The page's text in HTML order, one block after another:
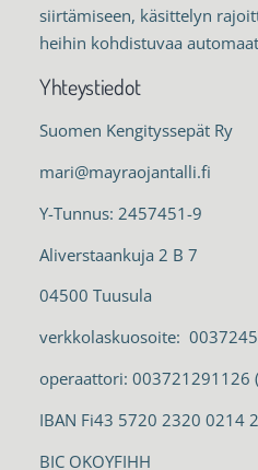
siirtämiseen, käsittelyn
heihin kohdistuvaa
Yhteystiedot
Suomen Kengityssepät Ry
mari@mayraojantalli.fi
Y-Tunnus: 2457451-9
Aliverstaankuja 2 B 7
04500 Tuusula
verkkolaskuosoite:
operaattori: 003721291126
IBAN Fi43 5720 2320 0214
BIC OKOYFIHH